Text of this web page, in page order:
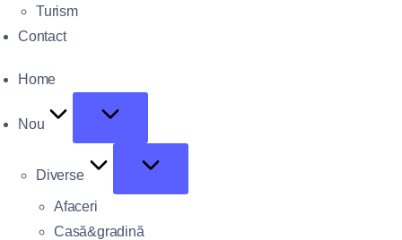
Turism
Contact
Home
Nou
Diverse
Afaceri
Casă&gradină